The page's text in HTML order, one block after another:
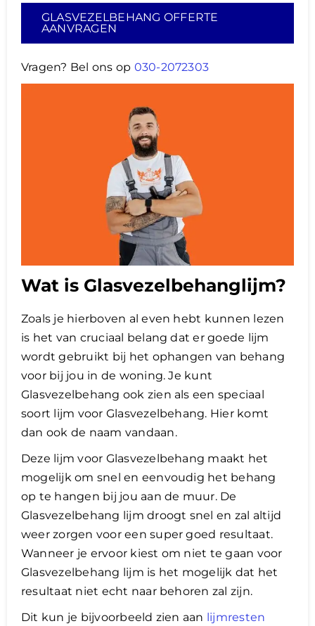
GLASVEZELBEHANG OFFERTE
AANVRAGEN
Vragen? Bel ons op 030-2072303
Wat is Glasvezelbehanglijm?
Zoals je hierboven al even hebt kunnen lezen
is het van cruciaal belang dat er goede lijm
wordt gebruikt bij het ophangen van behang
voor bij jou in de woning. Je kunt
Glasvezelbehang ook zien als een speciaal
soort lijm voor Glasvezelbehang. Hier komt
dan ook de naam vandaan.
Deze lijm voor Glasvezelbehang maakt het
mogelijk om snel en eenvoudig het behang
op te hangen bij jou aan de muur. De
Glasvezelbehang lijm droogt snel en zal altijd
weer zorgen voor een super goed resultaat.
Wanneer je ervoor kiest om niet te gaan voor
Glasvezelbehang lijm is het mogelijk dat het
resultaat niet echt naar behoren zal zijn.
Dit kun je bijvoorbeeld zien aan lijmresten